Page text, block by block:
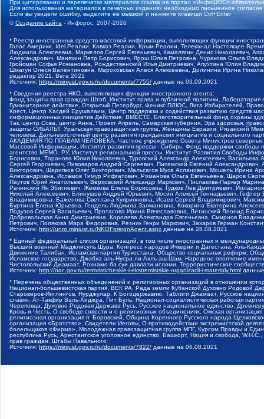
При цитировании и перепечатке материалов ссылка на портал «ИнфоШОС»
Для использования материалов в печатных изданиях необходимо письменное
Если вы увидели ошибку, выделите ее мышкой и нажмите клавиши Ctrl+Enter
©Создание сайта - Инфорос, 2007-2026
* Реестр иностранных средств массовой информации, выполняющих функции
Голос Америки, Idel.Реалии, Кавказ.Реалии, Крым.Реалии, Телеканал Настоящее
Людмила Алексеевна, Маркелов Сергей Евгеньевич, Камалягин Денис Николаевич,
Александрович, Маняхин Петр Борисович, Ярош Юлия Петровна, Чуракова Ольга
Гройсман Софья Романовна, Рождественский Илья Дмитриевич, Апухтина Юлия
Шмагун Олеся Валентиновна, Мароховская Алеся Алексеевна, Долинина Ирина
редактор 2021, Вега 2021
Источник: https://minjust.gov.ru/ru/documents/7755/ данные на 03.09.2021
* Сведения реестра НКО, выполняющих функции иностранного агента:
Фонд защиты прав граждан Штаб, Институт права и публичной политики,
Гуманитарное действие, Открытый Петербург, Феникс ПЛЮС, Лига Избирателей,
Крест, Центр Хасдей Ерушалаим, Центр поддержки и содействия развитию средств
информационных инициатив Действие, ВМЕСТЕ, Благотворительный фонд охраны
Так, центр Сова, центр Анна, Проект Апрель, Самарская губерния, Эра здоровья,
защиты СИБАЛЬТ, Уральская правозащитная группа, Женщины Евразии, Рязанский
человека, Дальневосточный центр развития гражданских инициатив и социального
АКАДЕМИЯ ПО ПРАВАМ ЧЕЛОВЕКА, Частное учреждение Совета Министров северных
Массовой Информации, Институт развития прессы - Сибирь, Фонд поддержки
агентство МЕМО. РУ, Институт региональной прессы, Институт Развития Свободы
Борисовна, Таранова Юлия Николаевна, Туровский Александр Алексеевич,
Сергей Георгиевич, Пивоваров Андрей Сергеевич, Писемский Евгений
Викторович, Шарипков Олег Викторович, Мальсагов Муса Асланович, Мошель Ирина
Александровна, Исламов Тимур Рифгатович, Романова Ольга Евгеньевна, Щаров
Паутов Юрий Анатольевич, Верховский Александр Маркович, Пислакова-Паркер
Рачинский Ян Збигневич, Жемкова Елена Борисовна, Гудков Лев Дмитриевич,
Николай Алексеевич, Блинушов Андрей Юрьевич, Мосин Алексей Геннадьевич,
Владимировна, Баженова Светлана Куприяновна, Исаев Сергей Владимирович,
Буртина Елена Юрьевна, Гендель Людмила Залмановна, Кокорина Екатерина
Подузов Сергей Васильевич, Протасова Ирина Вячеславовна, Литинский Леонид
Добровольская Анна Дмитриевна, Королева Александра Евгеньевна, Смирнов
Петрович, Полякова Мара Федоровна, Резник Генри Маркович, Захаров Герман
Источник: http://unro.minjust.ru/NKOForeignAgent.aspx данные на 28.08.2021
* Единый федеральный список организаций, в том числе иностранных и
Высший военный Маджлисуль Шура, Конгресс народов Ичкерии и Дагестана, Аль-
Движение Талибан, Исламская партия Туркестана, Общество социальных реформ,
Исламское государство, Джабха аль-Нусра ли-Ахль аш-Шам, Народное ополчение
Чистопольский Джамаат, Рохнамо ба суи давлати исломи, Террористическое
Источник: http://nac.gov.ru/terroristicheskie-i-ekstremistskie-organizacii-i-materialy.html
* Перечень общественных объединений и религиозных организаций в отношении
Национал-большевистская партия, ВЕК РА, Рада земли Кубанской Духовно Родовой
Староверов-Инглингов, Нурджулар, К Богодержавию, Таблиги Джамаат, Русское
славян, Ат-Такфир Валь-Хиджра, Пит Буль, Национал-социалистическая рабочая
Череповца, Духовно-Родовая Держава Русь, Русское национальное единство,
Кровь и Честь, О свободе совести и о религиозных объединениях, Омская
религиозная организация п. Боровский, Община Коренного Русского народа
организация «Братство», Свидетели Иеговы, О противодействии экстремистской
болельщиков «Фирма», Молодежная правозащитная группа МПГ, Курсом Правды и
республика Русь, Арестантское уголовное единство, Башкорт, Нация и свобода,
прав граждан, Штабы Навального
Источник: https://minjust.gov.ru/ru/documents/7822/ данные на 06.08.2021